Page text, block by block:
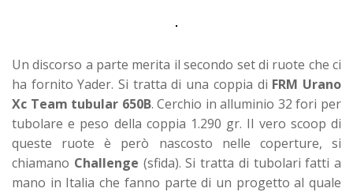
Un discorso a parte merita il secondo set di ruote che ci
ha fornito Yader. Si tratta di una coppia di FRM Urano
Xc Team tubular 650B. Cerchio in alluminio 32 fori per
tubolare e peso della coppia 1.290 gr. Il vero scoop di
queste ruote è però nascosto nelle coperture, si
chiamano Challenge (sfida). Si tratta di tubolari fatti a
mano in Italia che fanno parte di un progetto al quale